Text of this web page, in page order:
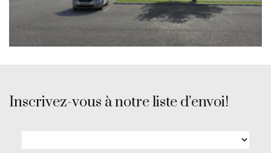
Inscrivez-vous à notre liste d’envoi!